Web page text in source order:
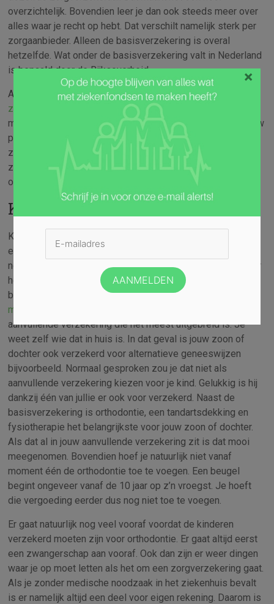
overzichtelijk. Bovendien leer je dan ook steeds meer over
alles waar je recht op hebt. Dat verschilt namelijk sterk per
zorgaanbieder. Alleen de basisverzekering is overal
hetzelfde. Wat onder de basisverzekering valt in Nederland
is bepaald door de Rijksoverheid.
Alleen is het niet altijd verstandig om iedereen bij
zorgverzekeraar
te verzekeren. Het kan overzichtelijk zijn,
maar het kan er ook voor zorgen dat je te veel betaald. Jouw
partner kan bijvoorbeeld andere wensen hebben voor zijn
zorgverzekering. In dat geval kun je daar beter een andere
zorgaanbieder voor zoeken. Zo voorkom je dat iemand zich
over- of onderverzekerd.
Kinderen meeverzekeren
Kinderen moeten tot 18 jaar ook verzekerd zijn. Voor hen is
een basisverzekering al voldoende. Daar zit alle
noodzakelijke zorg al in. Als kind ben je ook verzekerd voor
het aanvullende pakket van de ouder waar je staat
bijgeschreven. Het verstandigste is daarom om je
mee te verzekeren
aanvullende verzekering die het meest uitgebreid is. Je
weet zelf wie dat in huis is. In dat geval is jouw zoon of
dochter ook verzekerd voor alternatieve geneeswijzen
bijvoorbeeld. Normaal gesproken zou je dat niet als
aanvullende verzekering kiezen voor je kind. Gelukkig is hij
dankzij één van jullie er ook voor verzekerd. Naast de
basisverzekering is orthodontie, een tandartsdekking en
fysiotherapie het belangrijkste voor jouw zoon of dochter.
Als dat al in jouw aanvullende verzekering zit is dat mooi
meegenomen. Bovendien hoef je natuurlijk niet vanaf
moment één de orthodontie toe te voegen. Een beugel
begint ongeveer vanaf de 10 jaar op z’n vroegst. Je hoeft
die vergoeding eerder dus nog niet toe te voegen.
Er gaat natuurlijk nog veel vooraf voordat de kinderen
verzekerd moeten zijn voor orthodontie. Er gaat altijd eerst
een zwangerschap aan vooraf. Ook dan zijn er weer dingen
waar je op moet letten als het om een zorgverzekering gaat.
Als je zonder medische noodzaak in het ziekenhuis bevalt
is er namelijk altijd een deel voor eigen rekening. Daarom is
×